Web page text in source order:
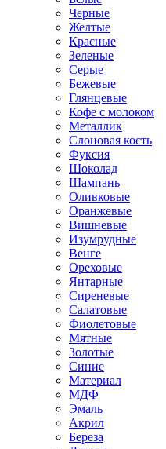
Черные
Желтые
Красные
Зеленые
Серые
Бежевые
Глянцевые
Кофе с молоком
Металлик
Слоновая кость
Фуксия
Шоколад
Шампань
Оливковые
Оранжевые
Вишневые
Изумрудные
Венге
Ореховые
Янтарные
Сиреневые
Салатовые
Фиолетовые
Мятные
Золотые
Синие
Материал
МДФ
Эмаль
Акрил
Береза